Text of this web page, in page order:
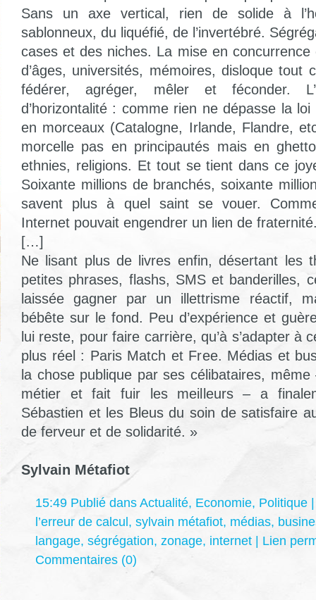
Sans un axe vertical, rien de solide à
sablonneux, du liquéfié, de l’invertébré.
cases et des niches. La mise en concurrence
d’âges, universités, mémoires, disloque tout
fédérer, agréger, mêler et féconder.
d’horizontalité : comme rien ne dépasse la
en morceaux (Catalogne, Irlande, Flandre,
morcelle pas en principautés mais en
ethnies, religions. Et tout se tient dans ce
Soixante millions de branchés, soixante
savent plus à quel saint se vouer.
Internet pouvait engendrer un lien de
[…]
Ne lisant plus de livres enfin, désertant les
petites phrases, flashs, SMS et banderilles,
laissée gagner par un illettrisme réactif,
bébête sur le fond. Peu d’expérience et
lui reste, pour faire carrière, qu’à s’adapter à
plus réel : Paris Match et Free. Médias et
la chose publique par ses célibataires,
métier et fait fuir les meilleurs – a
Sébastien et les Bleus du soin de satisfaire
de ferveur et de solidarité. »
Sylvain Métafiot
15:49 Publié dans Actualité, Economie, Politique
l’erreur de calcul, sylvain métafiot, médias,
langage, ségrégation, zonage, internet | Lien
Commentaires (0)